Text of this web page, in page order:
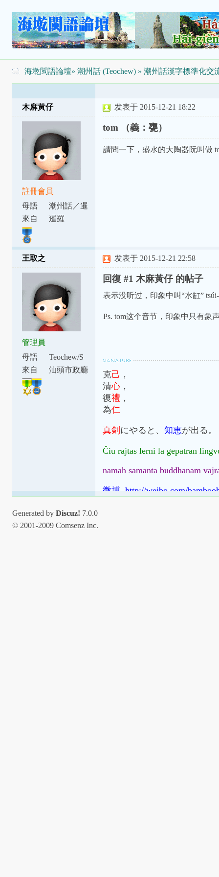
海墘閩語論壇» 潮州話 (Teochew)» 潮州話漢字標準化交
木麻黃仔
註冊會員
母語
潮州話／暹
話
來自 暹羅
发表于 2015-12-21 18:22
tom （義：甕）
請問一下，盛水的大陶器阮叫做
王取之
管理員
母語
Teochew/S
watow
來自
汕頭市政廳
发表于 2015-12-21 22:58
回復 #1 木麻黃仔 的帖子
表示没听过，印象中叫“水缸”
Ps. tom这个音节，印象中只有象
克己 ，
清心，
復禮 ，
為仁
真剣 にやると、 知恵が出る。
Ĉiu rajtas lerni la gepatran
namah samanta buddhanam
微博 http://weibo.com/
Generated by Discuz! 7.0.0
© 2001-2009 Comsenz Inc.